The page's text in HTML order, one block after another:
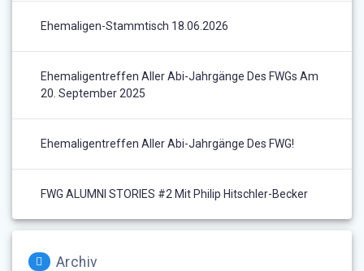
Ehemaligen-Stammtisch 18.06.2026
Ehemaligentreffen Aller Abi-Jahrgänge Des FWGs Am
20. September 2025
Ehemaligentreffen Aller Abi-Jahrgänge Des FWG!
FWG ALUMNI STORIES #2 Mit Philip Hitschler-Becker
Archiv